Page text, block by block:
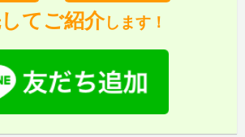
てご紹介します！